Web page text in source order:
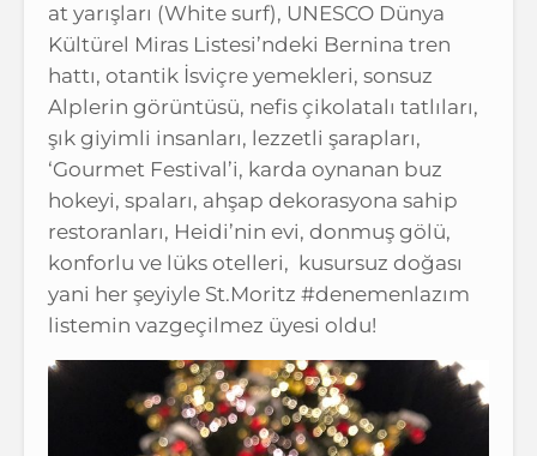
at yarışları (White surf), UNESCO Dünya
Kültürel Miras Listesi’ndeki Bernina tren
hattı, otantik İsviçre yemekleri, sonsuz
Alplerin görüntüsü, nefis çikolatalı tatlıları,
şık giyimli insanları, lezzetli şarapları,
‘Gourmet Festival’i, karda oynanan buz
hokeyi, spaları, ahşap dekorasyona sahip
restoranları, Heidi’nin evi, donmuş gölü,
konforlu ve lüks otelleri, kusursuz doğası
yani her şeyiyle St.Moritz #denemenlazım
listemin vazgeçilmez üyesi oldu!